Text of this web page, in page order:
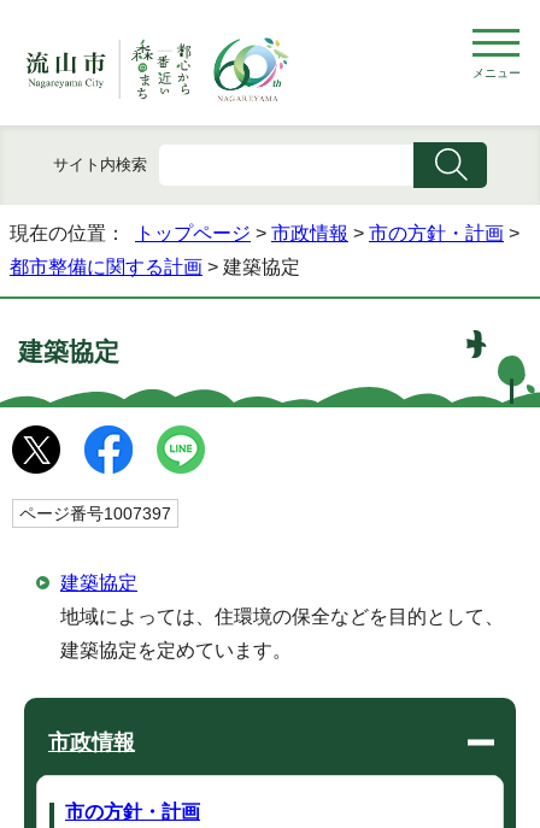
メニュー
サイト内検索
現在の位置： トップページ > 市政情報 > 市の方針・計画 >
都市整備に関する計画 > 建築協定
建築協定
ページ番号1007397
建築協定
地域によっては、住環境の保全などを目的として、
建築協定を定めています。
市政情報
市の方針・計画